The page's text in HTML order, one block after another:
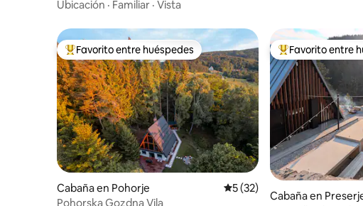
Fruska Gora
Ubicación · Familiar · Vista
Favorito entre huéspedes preferido
Favorito entre huéspedes
Cabaña en Pohorje Calificación promedio: 5 de
5 (32)
Pohorska Gozdna Vila
Favorito entre
Favorito entre
Cabaña en